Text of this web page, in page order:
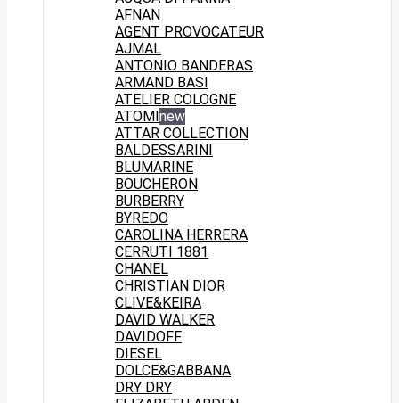
AFNAN
AGENT PROVOCATEUR
AJMAL
ANTONIO BANDERAS
ARMAND BASI
ATELIER COLOGNE
ATOMI new
ATTAR COLLECTION
BALDESSARINI
BLUMARINE
BOUCHERON
BURBERRY
BYREDO
CAROLINA HERRERA
CERRUTI 1881
CHANEL
CHRISTIAN DIOR
CLIVE&KEIRA
DAVID WALKER
DAVIDOFF
DIESEL
DOLCE&GABBANA
DRY DRY